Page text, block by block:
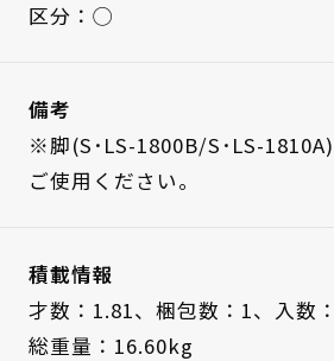
区分：◯
備考
※脚(S･LS-1800B/S･LS-
ご使用ください。
積載情報
才数：1.81、 梱包数：1、
入数
総重量：16.60kg